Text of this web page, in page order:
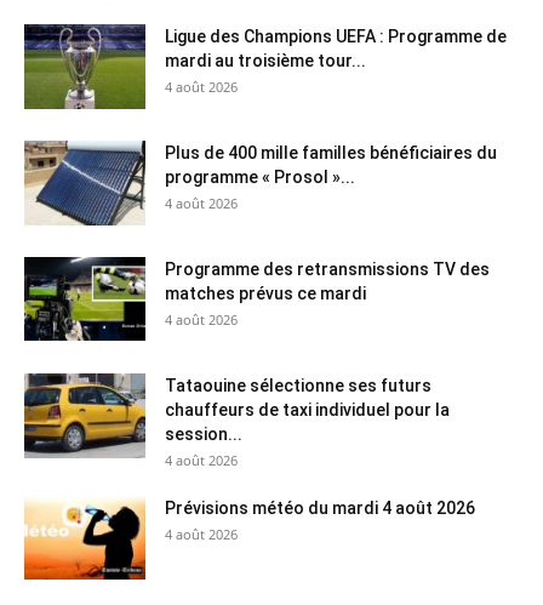
Ligue des Champions UEFA : Programme de
mardi au troisième tour...
4 août 2026
Plus de 400 mille familles bénéficiaires du
programme « Prosol »...
4 août 2026
Programme des retransmissions TV des
matches prévus ce mardi
4 août 2026
Tataouine sélectionne ses futurs
chauffeurs de taxi individuel pour la
session...
4 août 2026
Prévisions météo du mardi 4 août 2026
4 août 2026